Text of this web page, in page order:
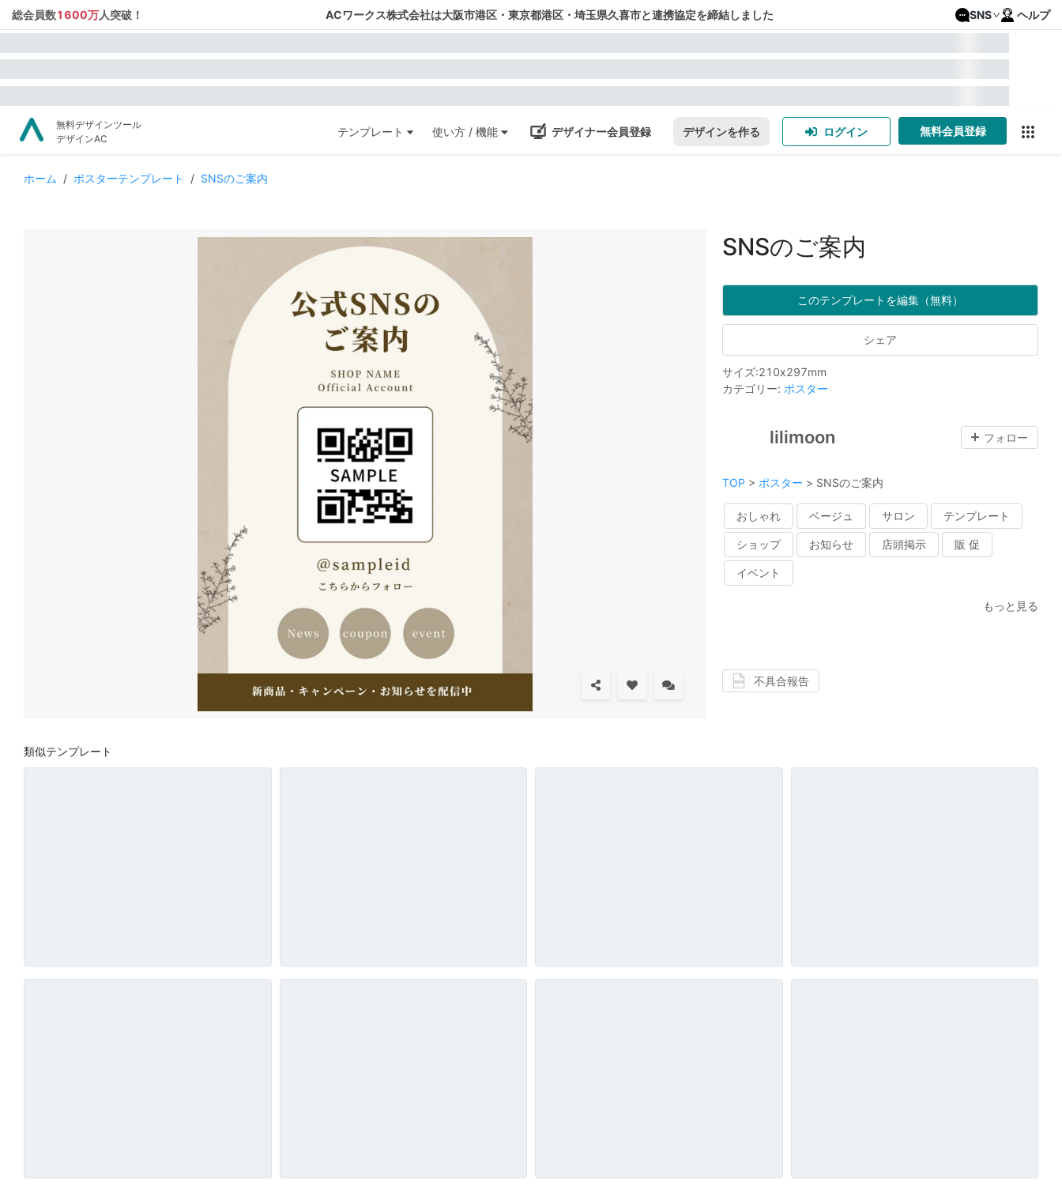
総会員数1600万人突破！ ACワークス株式会社は大阪市港区・東京都港区・埼玉県久喜市と連携協定を締結しました SNS ヘルプ
無料デザインツール
デザインAC
テンプレート 使い方 / 機能 デザイナー会員登録 デザインを作る ログイン 無料会員登録
ホーム / ポスターテンプレート / SNSのご案内
SNSのご案内
このテンプレートを編集（無料）
シェア
サイズ:210x297mm
カテゴリー: ポスター
lilimoon フォロー
TOP > ポスター > SNSのご案内
おしゃれ ベージュ サロン テンプレート
ショップ お知らせ 店頭掲示 販 促
イベント
もっと見る
不具合報告
類似テンプレート